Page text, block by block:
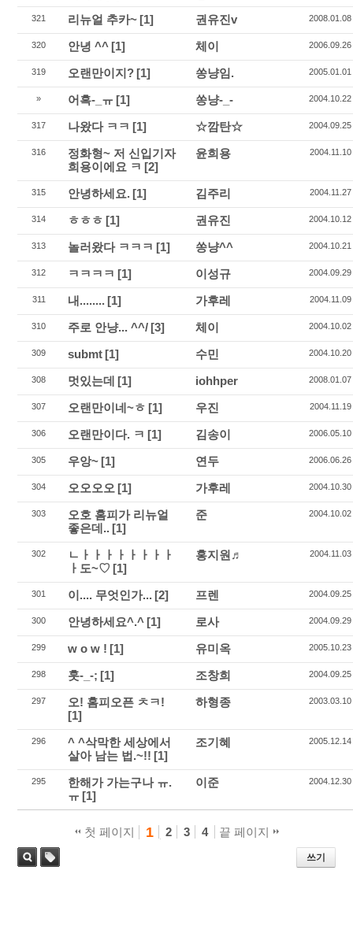
321 리뉴얼 추카~ [1] 권유진v 2008.01.08
320 안녕 ^^ [1] 체이 2006.09.26
319 오랜만이지? [1] 쏭냥임. 2005.01.01
» 어흑-_ㅠ [1] 쏭냥-_- 2004.10.22
317 나왔다 ㅋㅋ [1] ☆깜탄☆ 2004.09.25
316
정화형~ 저 신입기자
희용이에요 ㅋ [2]
윤희용 2004.11.10
315 안녕하세요. [1] 김주리 2004.11.27
314 ㅎㅎㅎ [1] 권유진 2004.10.12
313 놀러왔다 ㅋㅋㅋ [1] 쏭냥^^ 2004.10.21
312 ㅋㅋㅋㅋ [1] 이성규 2004.09.29
311 내........ [1] 가후레 2004.11.09
310 주로 안냥... ^^/ [3] 체이 2004.10.02
309 submt [1] 수민 2004.10.20
308 멋있는데 [1] iohhper 2008.01.07
307 오랜만이네~ㅎ [1] 우진 2004.11.19
306 오랜만이다. ㅋ [1] 김송이 2006.05.10
305 우앙~ [1] 연두 2006.06.26
304 오오오오 [1] 가후레 2004.10.30
303
오호 홈피가 리뉴얼
좋은데.. [1]
준 2004.10.02
302
ㄴㅏㅏㅏㅏㅏㅏㅏㅏ
ㅏ도~♡ [1]
홍지원♬ 2004.11.03
301 이.... 무엇인가... [2] 프렌 2004.09.25
300 안녕하세요^.^ [1] 로사 2004.09.29
299 w o w ! [1] 유미옥 2005.10.23
298 훗-_-; [1] 조창희 2004.09.25
297
오! 홈피오픈 ㅊㅋ!
[1]
하형종 2003.03.10
296
^ ^삭막한 세상에서
살아 남는 법.~!! [1]
조기혜 2005.12.14
295
한해가 가는구나 ㅠ.
ㅠ [1]
이준 2004.12.30
첫 페이지 1 2 3 4 끝 페이지
쓰기